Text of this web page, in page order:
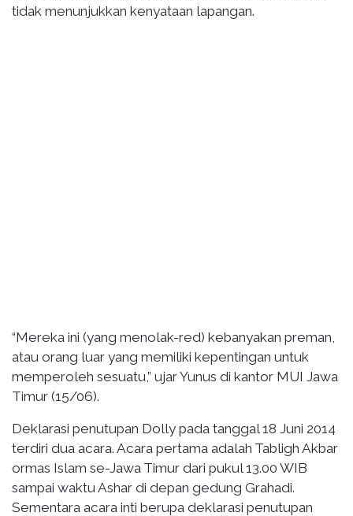
tidak menunjukkan kenyataan lapangan.
“Mereka ini (yang menolak-red) kebanyakan preman,
atau orang luar yang memiliki kepentingan untuk
memperoleh sesuatu,” ujar Yunus di kantor MUI Jawa
Timur (15/06).
Deklarasi penutupan Dolly pada tanggal 18 Juni 2014
terdiri dua acara. Acara pertama adalah Tabligh Akbar
ormas Islam se-Jawa Timur dari pukul 13.00 WIB
sampai waktu Ashar di depan gedung Grahadi.
Sementara acara inti berupa deklarasi penutupan